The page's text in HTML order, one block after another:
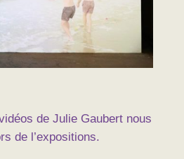
de Julie Gaubert nous
de l’expositions.